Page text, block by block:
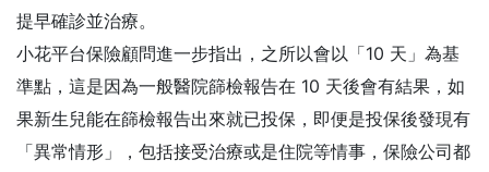
提早確診並治療。
小花平台保險顧問進一步指出，之所以會以「10 天」為基
準點，這是因為一般醫院篩檢報告在 10 天後會有結果，如
果新生兒能在篩檢報告出來就已投保，即便是投保後發現有
「異常情形」，包括接受治療或是住院等情事，保險公司都